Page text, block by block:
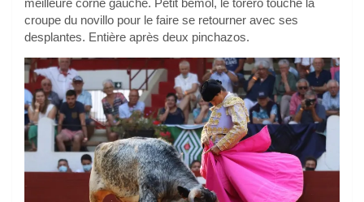
meilleure corne gauche. Petit bémol, le torero touche la
croupe du novillo pour le faire se retourner avec ses
desplantes. Entière après deux pinchazos.